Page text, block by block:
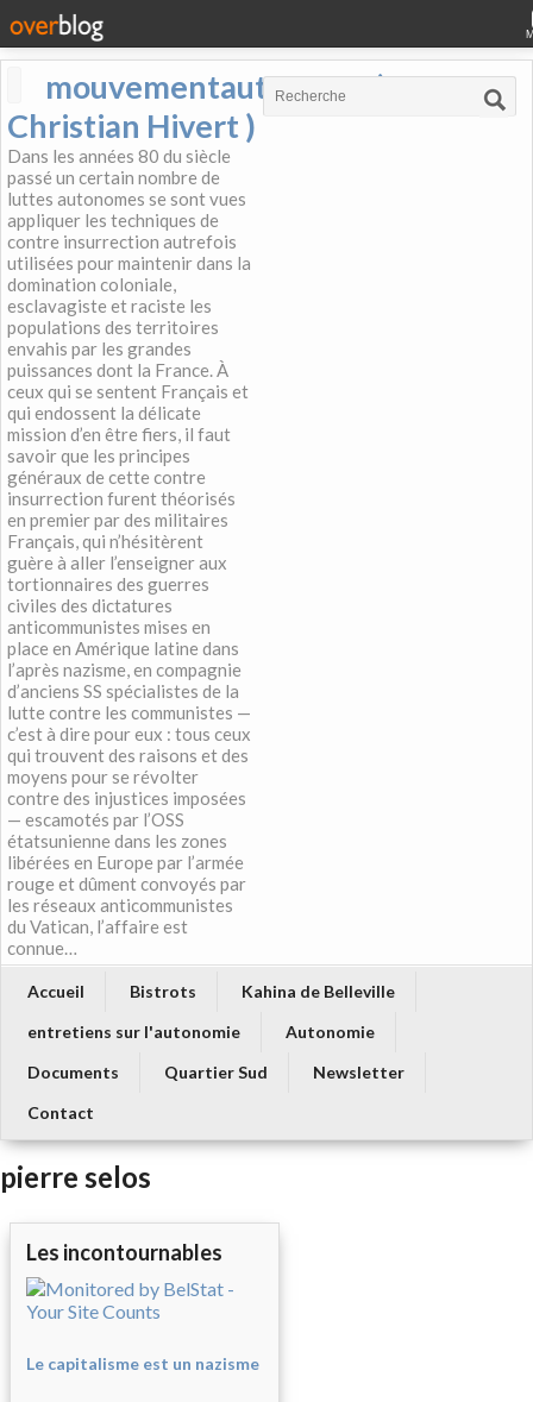
mouvementautonome (
Christian Hivert )
Dans les années 80 du siècle
passé un certain nombre de
luttes autonomes se sont vues
appliquer les techniques de
contre insurrection autrefois
utilisées pour maintenir dans la
domination coloniale,
esclavagiste et raciste les
populations des territoires
envahis par les grandes
puissances dont la France. À
ceux qui se sentent Français et
qui endossent la délicate
mission d’en être fiers, il faut
savoir que les principes
généraux de cette contre
insurrection furent théorisés
en premier par des militaires
Français, qui n’hésitèrent
guère à aller l’enseigner aux
tortionnaires des guerres
civiles des dictatures
anticommunistes mises en
place en Amérique latine dans
l’après nazisme, en compagnie
d’anciens SS spécialistes de la
lutte contre les communistes —
c’est à dire pour eux : tous ceux
qui trouvent des raisons et des
moyens pour se révolter
contre des injustices imposées
— escamotés par l’OSS
étatsunienne dans les zones
libérées en Europe par l’armée
rouge et dûment convoyés par
les réseaux anticommunistes
du Vatican, l’affaire est
connue…
Accueil Bistrots
Kahina de Belleville
entretiens sur l'autonomie
Autonomie
Documents
Quartier Sud
Newsletter
Contact
pierre selos
Les incontournables
Le capitalisme est un nazisme